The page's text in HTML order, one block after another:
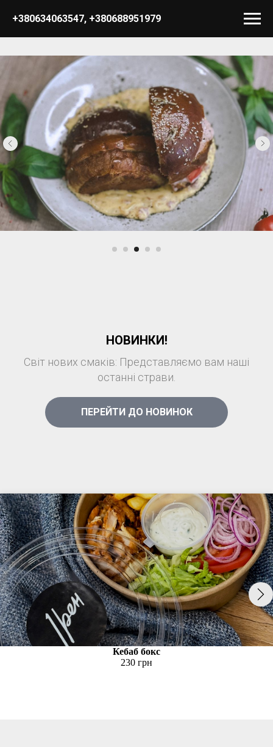
+380634063547, +380688951979
НОВИНКИ!
Світ нових смаків: Представляємо вам наші
останні страви.
ПЕРЕЙТИ ДО НОВИНОК
Кебаб бокс
230 грн